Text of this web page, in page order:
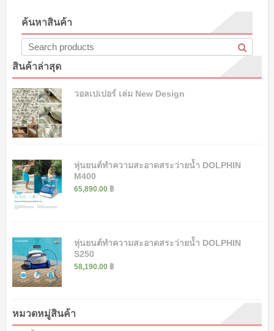
ค้นหาสินค้า
สินค้าล่าสุด
วอลเปเปอร์ เล่ม New Design
หุ่นยนต์ทำความสะอาดสระว่ายน้ำ DOLPHIN
M400
65,890.00 ฿
หุ่นยนต์ทำความสะอาดสระว่ายน้ำ DOLPHIN
S250
58,190.00 ฿
หมวดหมู่สินค้า